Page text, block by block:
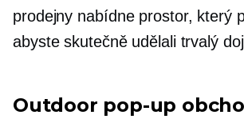
prodejny nabídne prostor, který
abyste skutečně udělali trvalý
Outdoor pop-up